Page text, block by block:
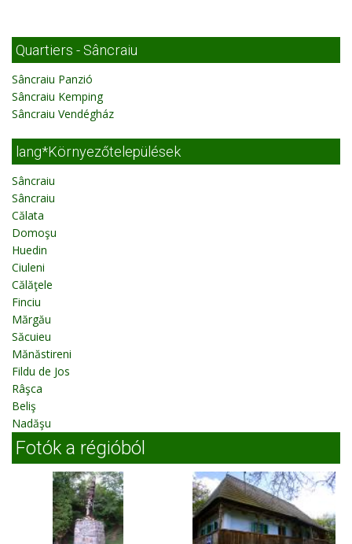
Quartiers - Sâncraiu
Sâncraiu Panzió
Sâncraiu Kemping
Sâncraiu Vendégház
lang*Környezőtelepülések
Sâncraiu
Sâncraiu
Călata
Domoşu
Huedin
Ciuleni
Călăţele
Finciu
Mărgău
Săcuieu
Mănăstireni
Fildu de Jos
Râşca
Beliş
Nadăşu
Fotók a régióból